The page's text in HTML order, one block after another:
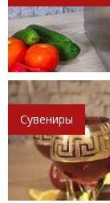
Сувениры